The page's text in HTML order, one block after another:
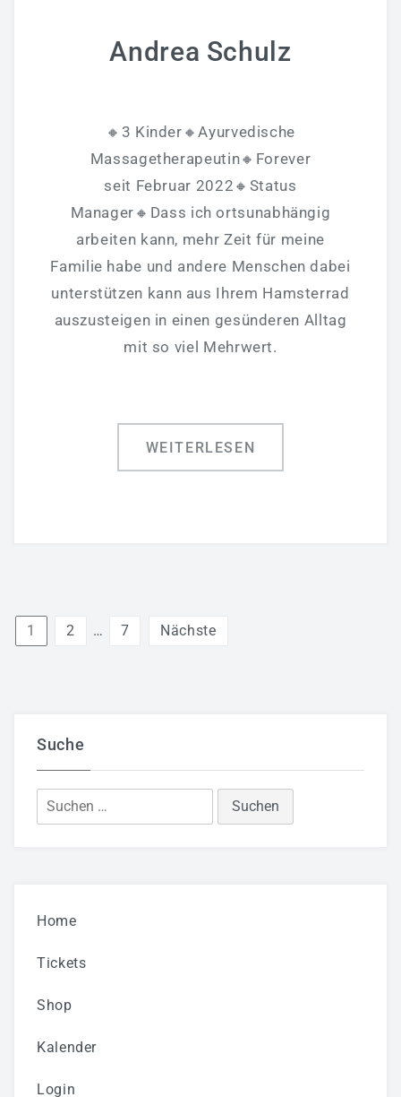
Andrea Schulz
🔸3 Kinder🔸Ayurvedische
Massagetherapeutin🔸️Forever
seit Februar 2022🔸️Status
Manager🔸️Dass ich ortsunabhängig
arbeiten kann, mehr Zeit für meine
Familie habe und andere Menschen dabei
unterstützen kann aus Ihrem Hamsterrad
auszusteigen in einen gesünderen Alltag
mit so viel Mehrwert.
WEITERLESEN
Seitennummerierung
1 2 … 7 Nächste
Suche
Suchen
nach:
Home
Tickets
Shop
Kalender
Login